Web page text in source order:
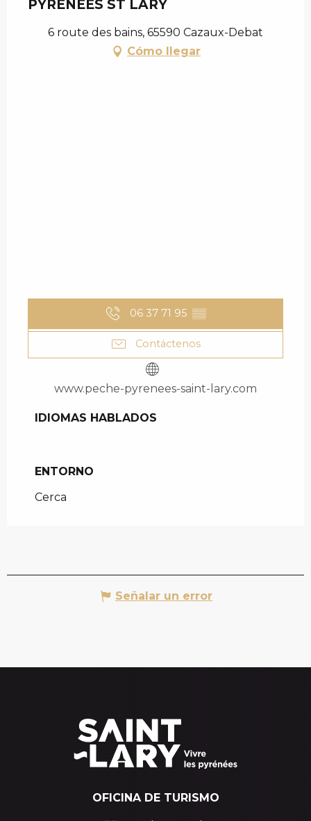
PYRÉNÉES ST LARY
6 route des bains, 65590 Cazaux-Debat
Cómo llegar
06 37 71 95 ▒▒
Contáctenos
www.peche-pyrenees-saint-lary.com
IDIOMAS HABLADOS
IDIOMAS HABLADOS
ENTORNO
ENTORNO
Cerca
Señalar un error
OFICINA DE TURISMO